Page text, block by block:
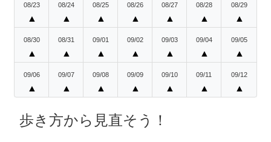
08/23
▲
08/24
▲
08/25
▲
08/26
▲
08/27
▲
08/28
▲
08/29
▲
08/30
▲
08/31
▲
09/01
▲
09/02
▲
09/03
▲
09/04
▲
09/05
▲
09/06
▲
09/07
▲
09/08
▲
09/09
▲
09/10
▲
09/11
▲
09/12
▲
歩き方から見直そう！